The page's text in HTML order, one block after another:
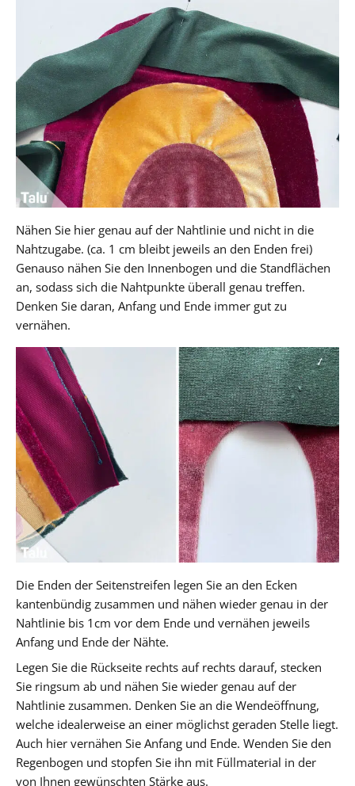
Nähen Sie hier genau auf der Nahtlinie und nicht in die
Nahtzugabe. (ca. 1 cm bleibt jeweils an den Enden frei)
Genauso nähen Sie den Innenbogen und die Standflächen
an, sodass sich die Nahtpunkte überall genau treffen.
Denken Sie daran, Anfang und Ende immer gut zu
vernähen.
Die Enden der Seitenstreifen legen Sie an den Ecken
kantenbündig zusammen und nähen wieder genau in der
Nahtlinie bis 1cm vor dem Ende und vernähen jeweils
Anfang und Ende der Nähte.
Legen Sie die Rückseite rechts auf rechts darauf, stecken
Sie ringsum ab und nähen Sie wieder genau auf der
Nahtlinie zusammen. Denken Sie an die Wendeöffnung,
welche idealerweise an einer möglichst geraden Stelle liegt.
Auch hier vernähen Sie Anfang und Ende. Wenden Sie den
Regenbogen und stopfen Sie ihn mit Füllmaterial in der
von Ihnen gewünschten Stärke aus.